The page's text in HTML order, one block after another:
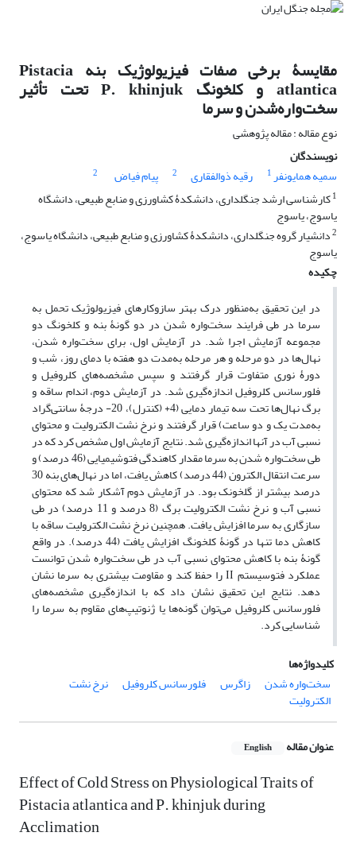
مقایسۀ برخی صفات فیزیولوژیک بنه Pistacia
atlantica و کلخونگ P. khinjuk تحت تأثیر
سخت‌واره‌شدن و سرما
نوع مقاله : مقاله پژوهشی
نویسندگان
سمیه همایونفر1 رقیه ذوالفقاری 2 پیام فیاض
2
1کارشناسی ارشد جنگلداری، دانشکدۀ کشاورزی و منابع طبیعی، دانشگاه
یاسوج، یاسوج
2دانشیار گروه جنگلداری، دانشکدۀ کشاورزی و منابع طبیعی، دانشگاه یاسوج،
یاسوج
چکیده
در این تحقیق به‌منظور درک بهتر سازوکارهای فیزیولوژیک تحمل به
سرما در طی فرایند سخت‌واره شدن در دو گونۀ بنه و کلخونگ دو
مجموعه آزمایش اجرا شد. در آزمایش اول، برای سخت‌واره شدن،
نهال‌ها در دو مرحله و هر مرحله به‌مدت دو هفته با دمای روز، شب و
دورۀ نوری متفاوت قرار گرفتند و سپس مشخصه‌های کلروفیل و
فلورسانس کلروفیل اندازه‌گیری شد. در آزمایش دوم، اندام ساقه و
برگ نهال‌ها تحت سه تیمار دمایی (4+ (کنترل)، 20- درجۀ سانتی‌گراد
به‌مدت یک و دو ساعت) قرار گرفتند و نرخ نشت الکترولیت و محتوای
نسبی آب در آنها اندازه‌گیری شد. نتایج آزمایش اول مشخص کرد که در
طی سخت‌واره شدن به سرما مقدار کاهندگی فتوشیمیایی (46 درصد) و
سرعت انتقال الکترون (44 درصد) کاهش یافت، اما در نهال‌های بنه 30
درصد بیشتر از گلخونک بود. در آزمایش دوم آشکار شد که محتوای
نسبی آب و نرخ نشت الکترولیت برگ (8 درصد و 11 درصد) در طی
سازگاری به سرما افزایش یافت. همچنین نرخ نشت الکترولیت ساقه با
کاهش دما تنها در گونۀ کلخونگ افزایش یافت (44 درصد). در واقع
گونۀ بنه با کاهش محتوای نسبی آب در طی سخت‌واره شدن توانست
عملکرد فتوسیستم II را حفظ کند و مقاومت بیشتری به سرما نشان
دهد. نتایج این تحقیق نشان داد که با اندازه‌گیری مشخصه‌های
فلورسانس کلروفیل می‌توان گونه‌ها یا ژنوتیپ‌های مقاوم به سرما را
شناسایی کرد.
کلیدواژه‌ها
سخت‌واره شدن
زاگرس فلورسانس کلروفیل نرخ نشت
الکترولیت
عنوان مقاله English
Effect of Cold Stress on Physiological Traits of
Pistacia atlantica and P. khinjuk during
Acclimation